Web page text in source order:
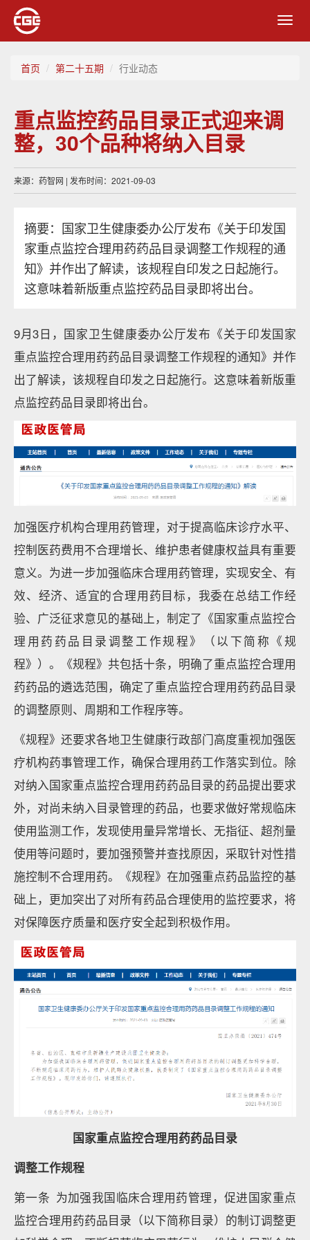
首页 第二十五期 行业动态
重点监控药品目录正式迎来调
整，30个品种将纳入目录
来源：药智网 | 发布时间：2021-09-03
摘要：国家卫生健康委办公厅发布《关于印发国
家重点监控合理用药药品目录调整工作规程的通
知》并作出了解读，该规程自印发之日起施行。
这意味着新版重点监控药品目录即将出台。
9月3日，国家卫生健康委办公厅发布《关于印发国家
重点监控合理用药药品目录调整工作规程的通知》并作
出了解读，该规程自印发之日起施行。这意味着新版重
点监控药品目录即将出台。
加强医疗机构合理用药管理，对于提高临床诊疗水平、
控制医药费用不合理增长、维护患者健康权益具有重要
意义。为进一步加强临床合理用药管理，实现安全、有
效、经济、适宜的合理用药目标，我委在总结工作经
验、广泛征求意见的基础上，制定了《国家重点监控合
理用药药品目录调整工作规程》（以下简称《规
程》）。《规程》共包括十条，明确了重点监控合理用
药药品的遴选范围，确定了重点监控合理用药药品目录
的调整原则、周期和工作程序等。
《规程》还要求各地卫生健康行政部门高度重视加强医
疗机构药事管理工作，确保合理用药工作落实到位。除
对纳入国家重点监控合理用药药品目录的药品提出要求
外，对尚未纳入目录管理的药品，也要求做好常规临床
使用监测工作，发现使用量异常增长、无指征、超剂量
使用等问题时，要加强预警并查找原因，采取针对性措
施控制不合理用药。《规程》在加强重点药品监控的基
础上，更加突出了对所有药品合理使用的监控要求，将
对保障医疗质量和医疗安全起到积极作用。
国家重点监控合理用药药品目录
调整工作规程
第一条 为加强我国临床合理用药管理，促进国家重点
监控合理用药药品目录（以下简称目录）的制订调整更